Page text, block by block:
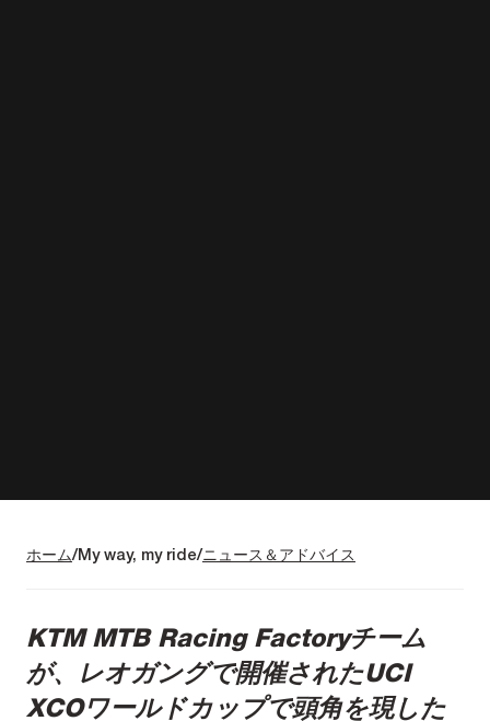
ホーム My way, my ride ニュース＆アドバイス
KTM MTB Racing Factoryチーム
が、レオガングで開催されたUCI
XCOワールドカップで頭角を現した